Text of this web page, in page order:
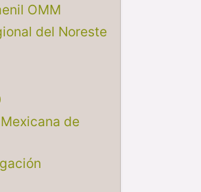
OMM
del Noreste
de